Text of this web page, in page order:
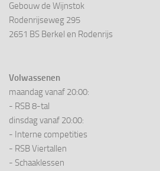
Gebouw de Wijnstok
Rodenrijseweg 295
2651 BS Berkel en Rodenrijs
Volwassenen
maandag vanaf 20:00:
- RSB 8-tal
dinsdag vanaf 20:00:
- Interne competities
- RSB Viertallen
- Schaaklessen